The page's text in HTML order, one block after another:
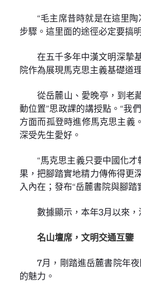
“毛主席昔時就是在這里
步驟。這里面的途徑必定要搞
在五千多年中漢文明深摯
院作為展現馬克思主義基礎道
從岳麓山、愛晚亭，到老
動位置”思政課的講授點。“我
方面而孤登時進修馬克思主義
深受先生愛好。
“馬克思主義只要中國化
果，把腳踏實地精力傳佈得更
入內在；發布“岳麓書院與腳
數據顯示，本年3月以來
名山壇席，文明交通互鑒
7月，剛踏進岳麓書院年
的魅力。